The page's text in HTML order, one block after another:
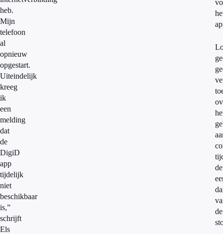
heb.
Mijn
telefoon
al
opnieuw
opgestart.
Uiteindelijk
kreeg
ik
een
melding
dat
de
DigiD
app
tijdelijk
niet
beschikbaar
is,”
schrijft
Els
de
de